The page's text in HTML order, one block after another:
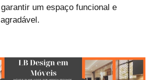
um espaço funcional e